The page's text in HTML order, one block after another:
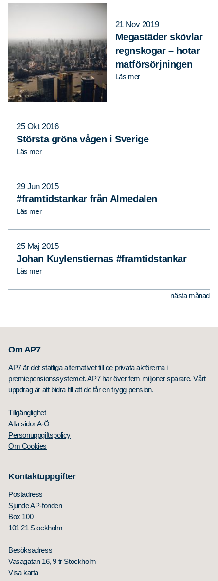
21 Nov 2019
Megastäder skövlar
regnskogar – hotar
matförsörjningen
Läs mer
25 Okt 2016
Största gröna vågen i Sverige
Läs mer
29 Jun 2015
#framtidstankar från Almedalen
Läs mer
25 Maj 2015
Johan Kuylenstiernas #framtidstankar
Läs mer
nästa månad
Om AP7
AP7 är det statliga alternativet till de privata aktörerna i
premiepensionssystemet. AP7 har över fem miljoner sparare. Vårt
uppdrag är att bidra till att de får en trygg pension.
Tillgänglighet
Alla sidor A-Ö
Personuppgiftspolicy
Om Cookies
Kontaktuppgifter
Postadress
Sjunde AP-fonden
Box 100
101 21 Stockholm
Besöksadress
Vasagatan 16, 9 tr Stockholm
Visa karta